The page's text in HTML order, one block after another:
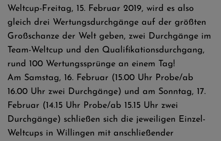
Weltcup-Freitag, 15. Februar 2019, wird es also
gleich drei Wertungsdurchgänge auf der größten
Großschanze der Welt geben, zwei Durchgänge im
Team-Weltcup und den Qualifikationsdurchgang,
rund 100 Wertungssprünge an einem Tag!
Am Samstag, 16. Februar (15.00 Uhr Probe/ab
16.00 Uhr zwei Durchgänge) und am Sonntag, 17.
Februar (14.15 Uhr Probe/ab 15.15 Uhr zwei
Durchgänge) schließen sich die jeweiligen Einzel-
Weltcups in Willingen mit anschließender